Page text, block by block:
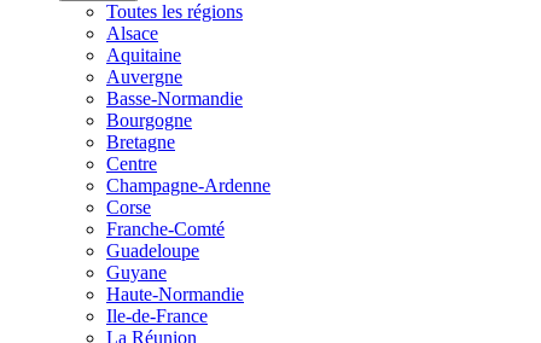
Toutes les régions
Alsace
Aquitaine
Auvergne
Basse-Normandie
Bourgogne
Bretagne
Centre
Champagne-Ardenne
Corse
Franche-Comté
Guadeloupe
Guyane
Haute-Normandie
Ile-de-France
La Réunion